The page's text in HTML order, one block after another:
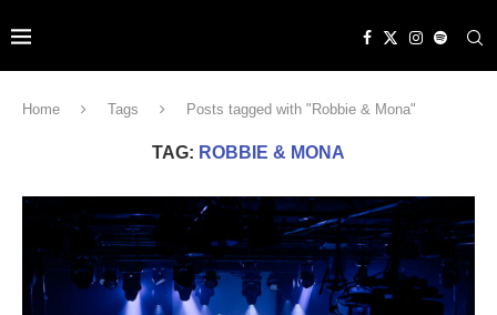
Home Tags Posts tagged with "Robbie & Mona"
TAG: ROBBIE & MONA